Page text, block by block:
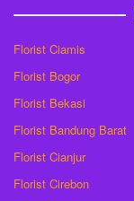
Florist Ciamis
Florist Bogor
Florist Bekasi
Florist Bandung Barat
Florist Cianjur
Florist Cirebon